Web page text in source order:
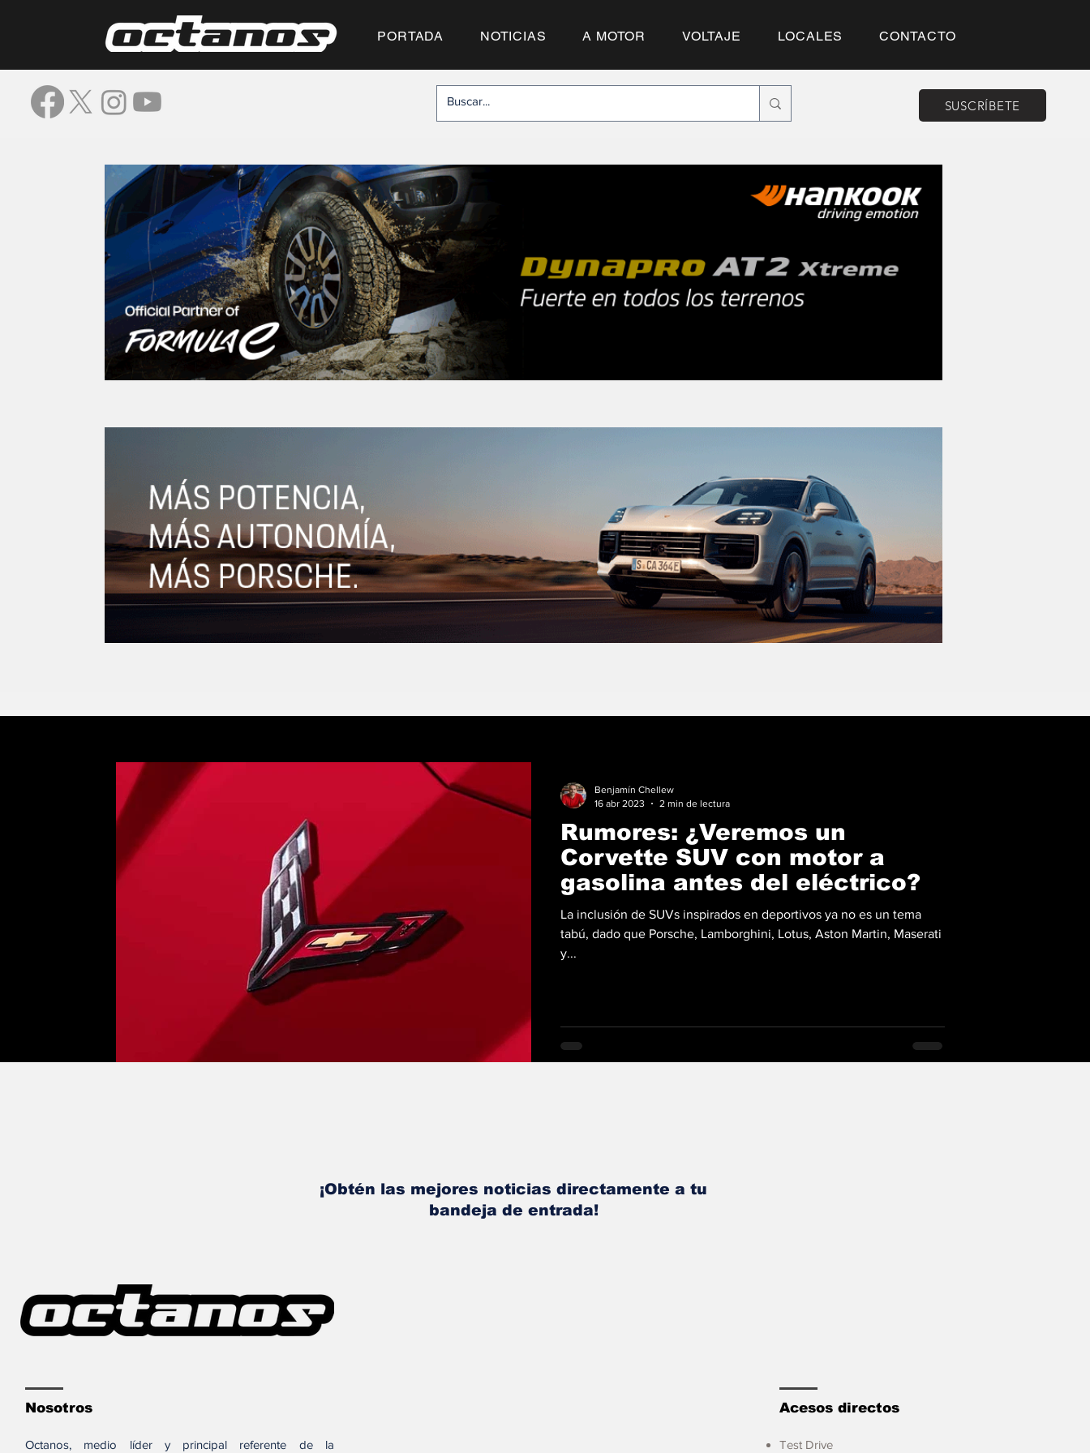
PORTADA NOTICIAS A MOTOR VOLTAJE LOCALES CONTACTO
SUSCRÍBETE
Rumores: ¿Veremos un
Corvette SUV con motor a
gasolina antes del eléctrico?
La inclusión de SUVs inspirados en deportivos ya no es un tema
tabú, dado que Porsche, Lamborghini, Lotus, Aston Martin, Maserati
y...
Benjamín Chellew
16 abr 2023
2 min de lectura
¡Obtén las mejores noticias directamente a tu
bandeja de entrada!
Nosotros
Octanos, medio líder y principal referente de la
Acesos directos
Test Drive